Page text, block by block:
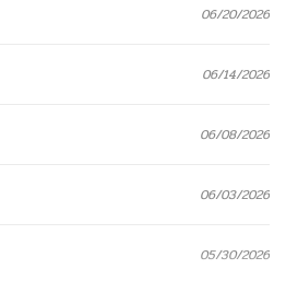
06/20/2026
06/14/2026
06/08/2026
06/03/2026
05/30/2026